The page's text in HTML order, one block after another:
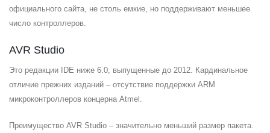
официального сайта, не столь емкие, но поддерживают меньшее
число контроллеров.
AVR Studio
Это редакции IDE ниже 6.0, выпущенные до 2012. Кардинальное
отличие прежних изданий – отсутствие поддержки ARM
микроконтроллеров концерна Atmel.
Преимущество AVR Studio – значительно меньший размер пакета.